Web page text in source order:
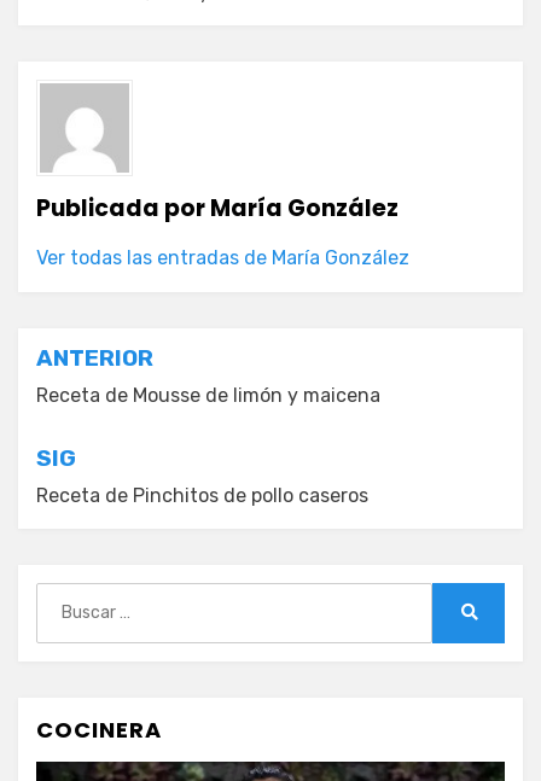
Publicada porMaría González
Ver todas las entradas de María González
Navegación
de
entradas
ANTERIOR
Receta de Mousse de limón y maicena
SIG
Receta de Pinchitos de pollo caseros
COCINERA